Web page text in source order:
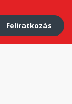
Feliratkozás